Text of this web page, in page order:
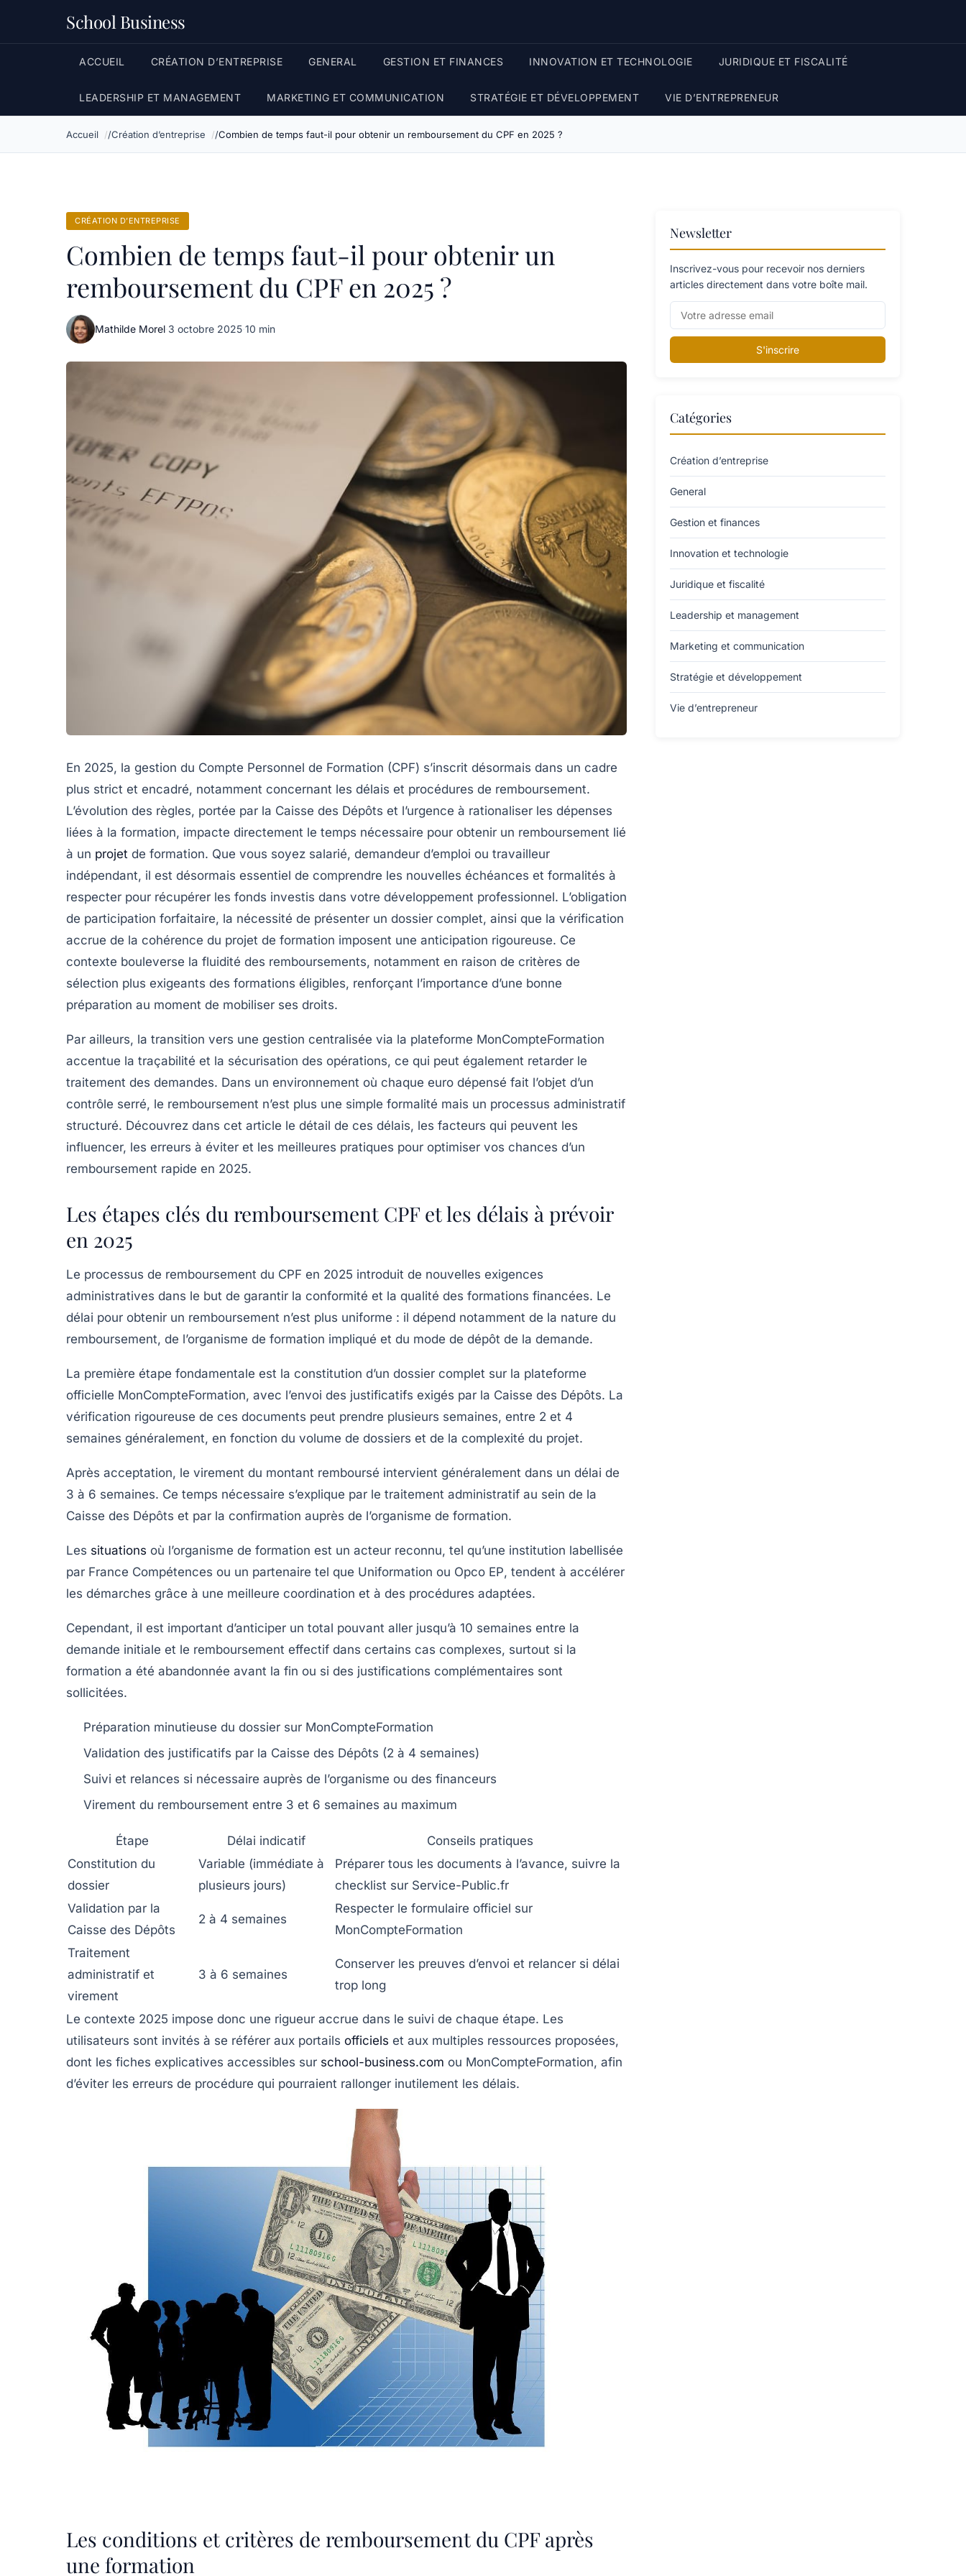
School Business
ACCUEIL CRÉATION D’ENTREPRISE GENERAL GESTION ET FINANCES INNOVATION ET TECHNOLOGIE JURIDIQUE ET FISCALITÉ
LEADERSHIP ET MANAGEMENT MARKETING ET COMMUNICATION STRATÉGIE ET DÉVELOPPEMENT VIE D’ENTREPRENEUR
Accueil Création d’entreprise Combien de temps faut-il pour obtenir un remboursement du CPF en 2025 ?
CRÉATION D’ENTREPRISE
Combien de temps faut-il pour obtenir un
remboursement du CPF en 2025 ?
Mathilde Morel·3 octobre 2025·10 min
En 2025, la gestion du Compte Personnel de Formation (CPF) s’inscrit désormais dans un cadre
plus strict et encadré, notamment concernant les délais et procédures de remboursement.
L’évolution des règles, portée par la Caisse des Dépôts et l’urgence à rationaliser les dépenses
liées à la formation, impacte directement le temps nécessaire pour obtenir un remboursement lié
à un projet de formation. Que vous soyez salarié, demandeur d’emploi ou travailleur
indépendant, il est désormais essentiel de comprendre les nouvelles échéances et formalités à
respecter pour récupérer les fonds investis dans votre développement professionnel. L’obligation
de participation forfaitaire, la nécessité de présenter un dossier complet, ainsi que la vérification
accrue de la cohérence du projet de formation imposent une anticipation rigoureuse. Ce
contexte bouleverse la fluidité des remboursements, notamment en raison de critères de
sélection plus exigeants des formations éligibles, renforçant l’importance d’une bonne
préparation au moment de mobiliser ses droits.
Par ailleurs, la transition vers une gestion centralisée via la plateforme MonCompteFormation
accentue la traçabilité et la sécurisation des opérations, ce qui peut également retarder le
traitement des demandes. Dans un environnement où chaque euro dépensé fait l’objet d’un
contrôle serré, le remboursement n’est plus une simple formalité mais un processus administratif
structuré. Découvrez dans cet article le détail de ces délais, les facteurs qui peuvent les
influencer, les erreurs à éviter et les meilleures pratiques pour optimiser vos chances d’un
remboursement rapide en 2025.
Les étapes clés du remboursement CPF et les délais à prévoir
en 2025
Le processus de remboursement du CPF en 2025 introduit de nouvelles exigences
administratives dans le but de garantir la conformité et la qualité des formations financées. Le
délai pour obtenir un remboursement n’est plus uniforme : il dépend notamment de la nature du
remboursement, de l’organisme de formation impliqué et du mode de dépôt de la demande.
La première étape fondamentale est la constitution d’un dossier complet sur la plateforme
officielle MonCompteFormation, avec l’envoi des justificatifs exigés par la Caisse des Dépôts. La
vérification rigoureuse de ces documents peut prendre plusieurs semaines, entre 2 et 4
semaines généralement, en fonction du volume de dossiers et de la complexité du projet.
Après acceptation, le virement du montant remboursé intervient généralement dans un délai de
3 à 6 semaines. Ce temps nécessaire s’explique par le traitement administratif au sein de la
Caisse des Dépôts et par la confirmation auprès de l’organisme de formation.
Les situations où l’organisme de formation est un acteur reconnu, tel qu’une institution labellisée
par France Compétences ou un partenaire tel que Uniformation ou Opco EP, tendent à accélérer
les démarches grâce à une meilleure coordination et à des procédures adaptées.
Cependant, il est important d’anticiper un total pouvant aller jusqu’à 10 semaines entre la
demande initiale et le remboursement effectif dans certains cas complexes, surtout si la
formation a été abandonnée avant la fin ou si des justifications complémentaires sont
sollicitées.
Préparation minutieuse du dossier sur MonCompteFormation
Validation des justificatifs par la Caisse des Dépôts (2 à 4 semaines)
Suivi et relances si nécessaire auprès de l’organisme ou des financeurs
Virement du remboursement entre 3 et 6 semaines au maximum
Étape Délai indicatif
Conseils pratiques
Constitution du
dossier
Variable (immédiate à
plusieurs jours)
Préparer tous les documents à l’avance, suivre la
checklist sur Service-Public.fr
Validation par la
Caisse des Dépôts
2 à 4 semaines
Respecter le formulaire officiel sur
MonCompteFormation
Traitement
administratif et
virement
3 à 6 semaines
Conserver les preuves d’envoi et relancer si délai
trop long
Le contexte 2025 impose donc une rigueur accrue dans le suivi de chaque étape. Les
utilisateurs sont invités à se référer aux portails officiels et aux multiples ressources proposées,
dont les fiches explicatives accessibles sur school-business.com ou MonCompteFormation, afin
d’éviter les erreurs de procédure qui pourraient rallonger inutilement les délais.
Les conditions et critères de remboursement du CPF après
une formation
Newsletter
Inscrivez-vous pour recevoir nos derniers
articles directement dans votre boîte mail.
S'inscrire
Catégories
Création d’entreprise
General
Gestion et finances
Innovation et technologie
Juridique et fiscalité
Leadership et management
Marketing et communication
Stratégie et développement
Vie d’entrepreneur